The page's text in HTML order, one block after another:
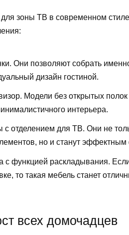
зоны ТВ в современном
Они позволяют собрать
дизайн гостиной.
Модели без открытых
интерьера.
отделением для ТВ. Они не
но и станут
с функцией раскладывания.
то такая мебель станет
всех домочадцев